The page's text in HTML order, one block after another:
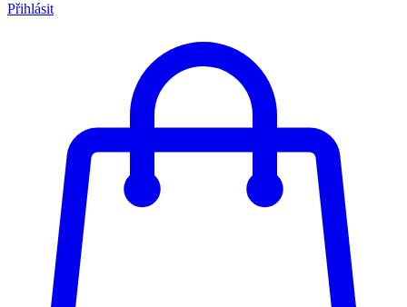
Přihlásit